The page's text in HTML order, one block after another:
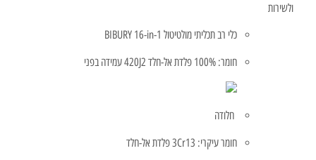
ולשירות
כלי רב תכליתי מולטיטול BIBURY 16-in-1
חומר: 100% פלדת אל-חלד 420J2 עמידה בפני
חלודה
חומר עיקרי: 3Cr13 פלדת אל-חלד